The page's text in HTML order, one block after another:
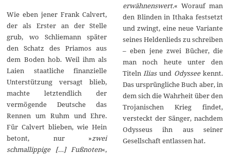
Wie eben jener Frank Calvert,
der als Erster an der Stelle
grub, wo Schliemann später
den Schatz des Priamos aus
dem Boden hob. Weil ihm als
Laien staatliche finanzielle
Unterstützung versagt blieb,
machte letztendlich der
vermögende Deutsche das
Rennen um Ruhm und Ehre.
Für Calvert blieben, wie Hein
betont, nur »zwei
schmallippige […] Fußnoten«,
erwähnenswert.« Worauf man
den Blinden in Ithaka festsetzt
und zwingt, eine neue Variante
seines Heldenlieds zu schreiben
– eben jene zwei Bücher, die
man noch heute unter den
Titeln Iliasund Odysseekennt.
Das ursprüngliche Buch aber, in
dem sich die Wahrheit über den
Trojanischen Krieg findet,
versteckt der Sänger, nachdem
Odysseus ihn aus seiner
Gesellschaft entlassen hat.